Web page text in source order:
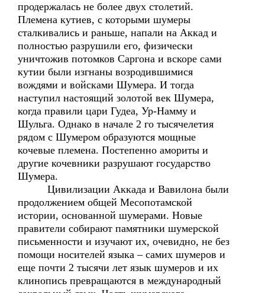
продержалась не более двух столетий.
Племена кутиев, с которыми шумеры
сталкивались и раньше, напали на Аккад и
полностью разрушили его, физически
уничтожив потомков Саргона и вскоре сами
кутии были изгнаны возродившимися
вождями и войсками Шумера. И тогда
наступил настоящий золотой век Шумера,
когда правили цари Гудеа, Ур-Намму и
Шульга. Однако в начале 2 го тысячелетия
рядом с Шумером образуются мощные
кочевые племена. Постепенно амориты и
другие кочевники разрушают государство
Шумера.
Цивилизации Аккада и Вавилона были
продолжением общей Месопотамской
истории, основанной шумерами. Новые
правители собирают памятники шумерской
письменности и изучают их, очевидно, не без
помощи носителей языка – самих шумеров и
еще почти 2 тысячи лет язык шумеров и их
клинопись превращаются в международный